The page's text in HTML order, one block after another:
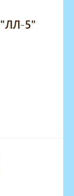
"ЛЛ-5"